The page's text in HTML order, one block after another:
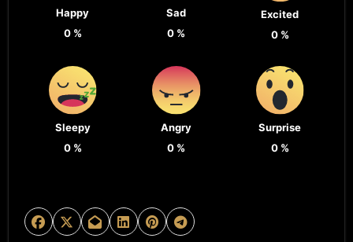
Happy
0%
Sad
0 %
Excited
0%
Sleepy
0%
Angry
0 %
Surprise
0%